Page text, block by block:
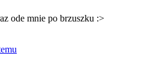
ode mnie po brzuszku :>